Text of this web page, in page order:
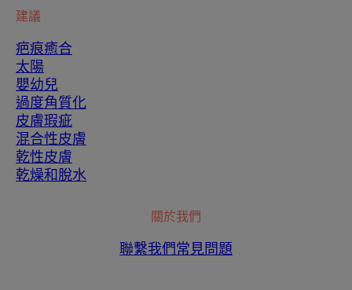
建議
疤痕癒合
太陽
嬰幼兒
過度角質化
皮膚瑕疵
混合性皮膚
乾性皮膚
乾燥和脫水
關於我們
聯繫我們常見問題